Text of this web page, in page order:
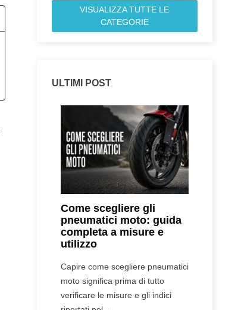
VISUALIZZA TUTTE LE
CATEGORIE
ULTIMI POST
Come scegliere gli
pneumatici moto: guida
completa a misure e
utilizzo
Capire come scegliere pneumatici
moto significa prima di tutto
verificare le misure e gli indici